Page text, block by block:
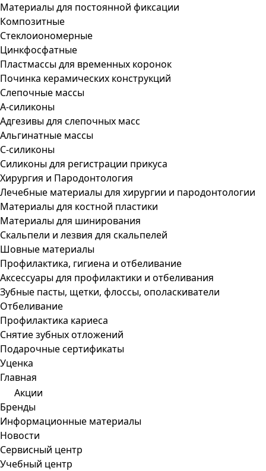
Материалы для постоянной фиксации
Композитные
Стеклоиономерные
Цинкфосфатные
Пластмассы для временных коронок
Починка керамических конструкций
Слепочные массы
А-силиконы
Адгезивы для слепочных масс
Альгинатные массы
С-силиконы
Силиконы для регистрации прикуса
Хирургия и Пародонтология
Лечебные материалы для хирургии и пародонтологии
Материалы для костной пластики
Материалы для шинирования
Скальпели и лезвия для скальпелей
Шовные материалы
Профилактика, гигиена и отбеливание
Аксессуары для профилактики и отбеливания
Зубные пасты, щетки, флоссы, ополаскиватели
Отбеливание
Профилактика кариеса
Снятие зубных отложений
Подарочные сертификаты
Уценка
Главная
Акции
Бренды
Информационные материалы
Новости
Сервисный центр
Учебный центр